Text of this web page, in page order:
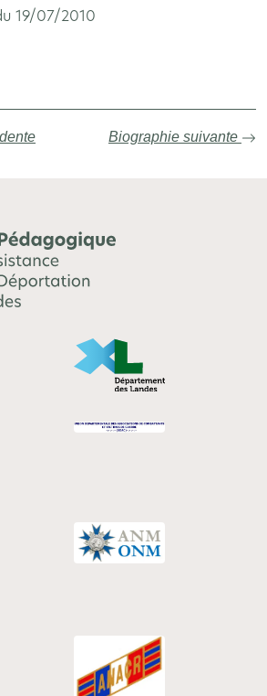
19/07/2010
Biographie suivante